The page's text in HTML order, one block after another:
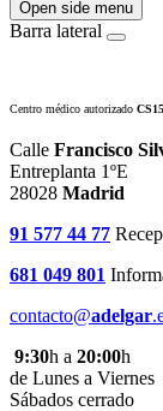
Open side menu
Barra lateral
Centro médico autorizado
Calle Francisco
Entreplanta 1ºE
28028 Madrid
91 577 44 77
681 049 801
contacto@adelgar
9:30h a 20:00h
de Lunes a Viernes
Sábados cerrado